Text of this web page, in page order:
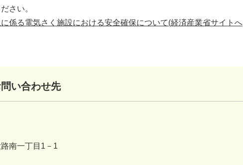
さい。
係る電気さく施設における安全確保について(経済産業省サイトへ
い合わせ先
南一丁目1－1